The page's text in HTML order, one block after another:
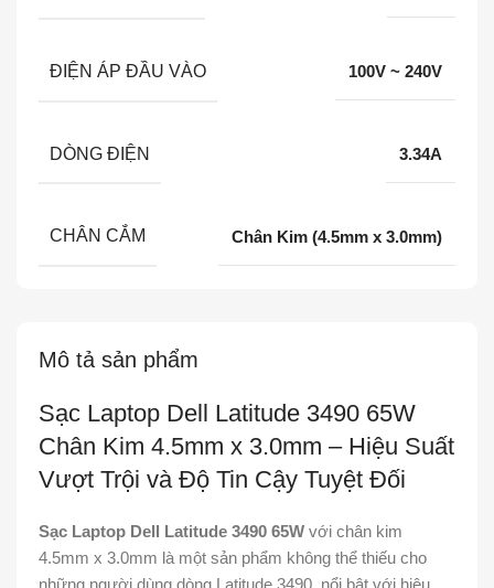
Mô tả sản phẩm
Sạc Laptop Dell Latitude 3490 65W
Chân Kim 4.5mm x 3.0mm – Hiệu Suất
Vượt Trội và Độ Tin Cậy Tuyệt Đối
Sạc Laptop Dell Latitude 3490 65W với chân kim
4.5mm x 3.0mm là một sản phẩm không thể thiếu cho
ĐIỆN ÁP ĐẦU VÀO 100V ~ 240V
DÒNG ĐIỆN 3.34A
CHÂN CẮM Chân Kim (4.5mm x 3.0mm)